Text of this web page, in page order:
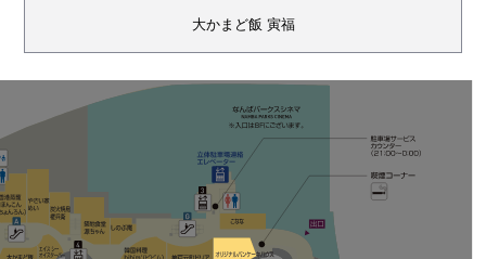
大かまど飯 寅福
エイス シー オイスターバー
香港蒸蘢（ほんこんちょんろん）
やさい家めい
炭火焼鳥 権兵衛